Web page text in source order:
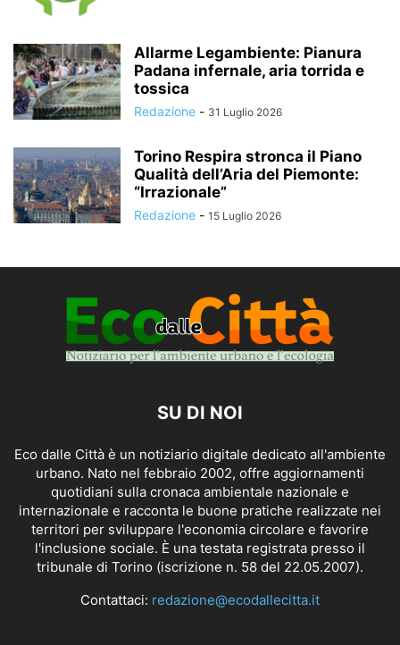
Allarme Legambiente: Pianura
Padana infernale, aria torrida e
tossica
Redazione - 31 Luglio 2026
Torino Respira stronca il Piano
Qualità dell’Aria del Piemonte:
“Irrazionale”
Redazione - 15 Luglio 2026
SU DI NOI
Eco dalle Città è un notiziario digitale dedicato all'ambiente
urbano. Nato nel febbraio 2002, offre aggiornamenti
quotidiani sulla cronaca ambientale nazionale e
internazionale e racconta le buone pratiche realizzate nei
territori per sviluppare l'economia circolare e favorire
l'inclusione sociale. È una testata registrata presso il
tribunale di Torino (iscrizione n. 58 del 22.05.2007).
Contattaci: redazione@ecodallecitta.it